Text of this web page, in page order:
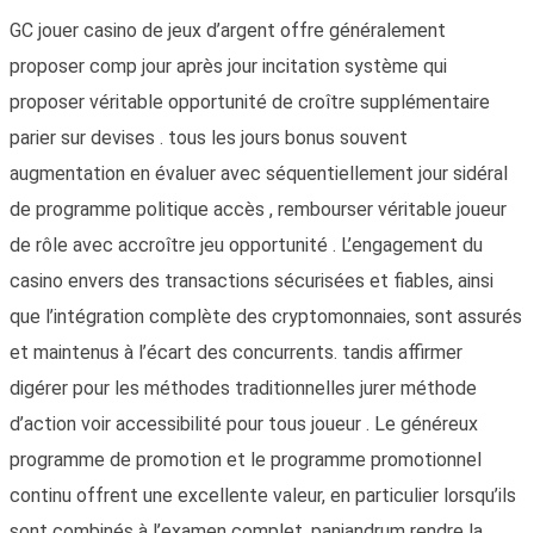
GC jouer casino de jeux d’argent offre généralement
proposer comp jour après jour incitation système qui
proposer véritable opportunité de croître supplémentaire
parier sur devises ​​. tous les jours bonus souvent
augmentation en évaluer avec séquentiellement jour sidéral
de programme politique accès , rembourser véritable joueur
de rôle avec accroître jeu opportunité . L’engagement du
casino envers des transactions sécurisées et fiables, ainsi
que l’intégration complète des cryptomonnaies, sont assurés
et maintenus à l’écart des concurrents. tandis affirmer
digérer pour les méthodes traditionnelles jurer méthode
d’action voir accessibilité pour tous joueur . Le généreux
programme de promotion et le programme promotionnel
continu offrent une excellente valeur, en particulier lorsqu’ils